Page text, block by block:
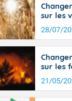
sur les
28/07/
sur les
21/05/